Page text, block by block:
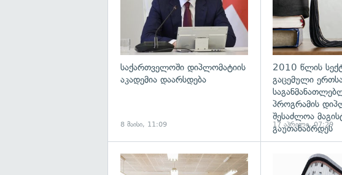
საქართველოში დიპლომატიის
აკადემია დაარსდება
8 მაისი, 11:09
2010 წლის
გაცემული
პროგრამის
შესაძლოა
გაუთანაბრდეს
17 აპრილი, 07:29
გადახედვა